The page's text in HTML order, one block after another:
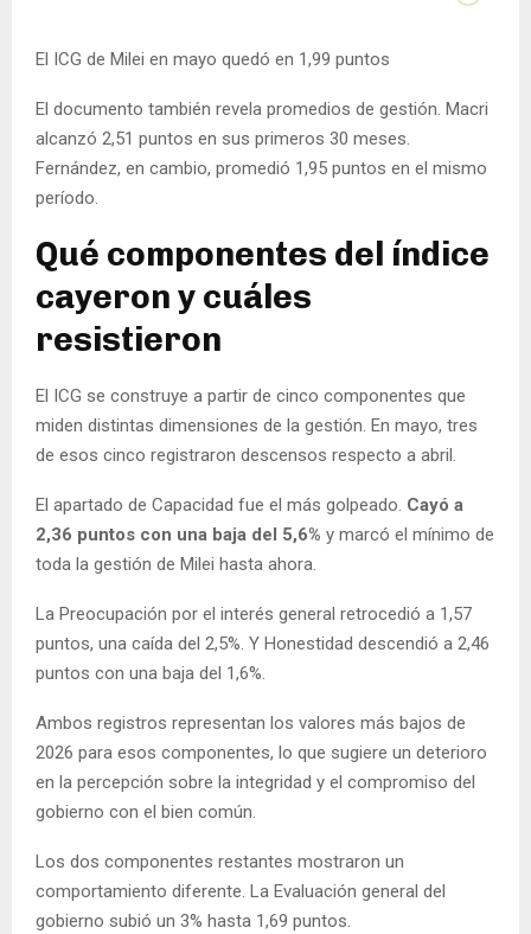
El ICG de Milei en mayo quedó en 1,99 puntos
El documento también revela promedios de gestión. Macri
alcanzó 2,51 puntos en sus primeros 30 meses.
Fernández, en cambio, promedió 1,95 puntos en el mismo
período.
Qué componentes del índice
cayeron y cuáles
resistieron
El ICG se construye a partir de cinco componentes que
miden distintas dimensiones de la gestión. En mayo, tres
de esos cinco registraron descensos respecto a abril.
El apartado de Capacidad fue el más golpeado. Cayó a
2,36 puntos con una baja del 5,6% y marcó el mínimo de
toda la gestión de Milei hasta ahora.
La Preocupación por el interés general retrocedió a 1,57
puntos, una caída del 2,5%. Y Honestidad descendió a 2,46
puntos con una baja del 1,6%.
Ambos registros representan los valores más bajos de
2026 para esos componentes, lo que sugiere un deterioro
en la percepción sobre la integridad y el compromiso del
gobierno con el bien común.
Los dos componentes restantes mostraron un
comportamiento diferente. La Evaluación general del
gobierno subió un 3% hasta 1,69 puntos.